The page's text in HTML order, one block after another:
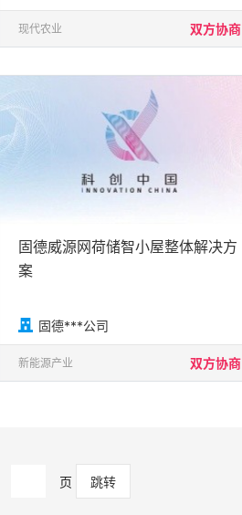
现代农业 双方协商
固德威源网荷储智小屋整体解决方
案
 固德***公司
新能源产业 双方协商
页